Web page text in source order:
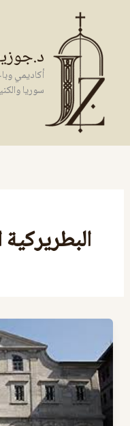
المحتوى
أكاديمي
سوريا